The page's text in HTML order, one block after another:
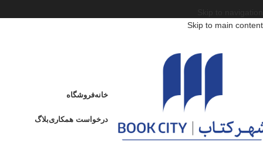
Skip to main content
خانهفروشگاه
درخواست همکاریبلاگ